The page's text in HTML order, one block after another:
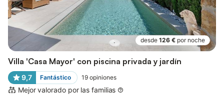
desde 126 € por noche
Villa 'Casa Mayor' con piscina privada y jardín
9,7 Fantástico 19 opiniones
Mejor valorado por las familias